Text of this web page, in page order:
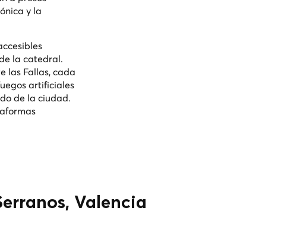
y la
la catedral.
las Fallas, cada
artificiales
de la ciudad.
Valencia